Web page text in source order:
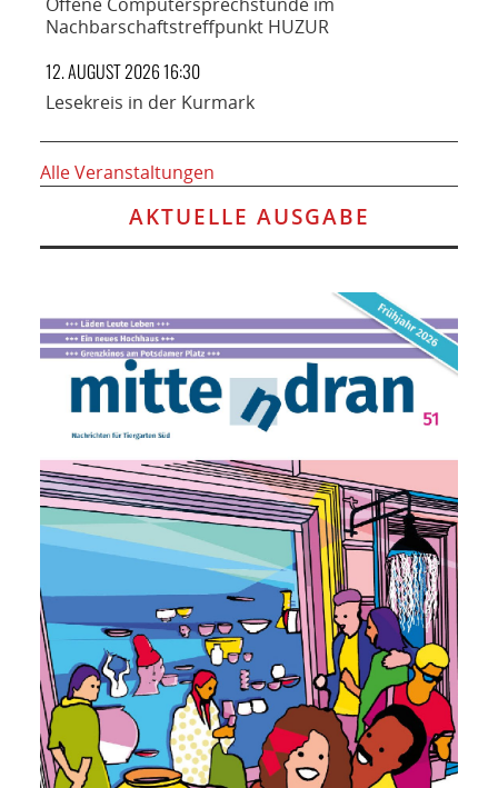
Nachbarschaftstreffpunkt HUZUR
12. AUGUST 2026 16:30
Lesekreis in der Kurmark
Alle Veranstaltungen
AKTUELLE AUSGABE